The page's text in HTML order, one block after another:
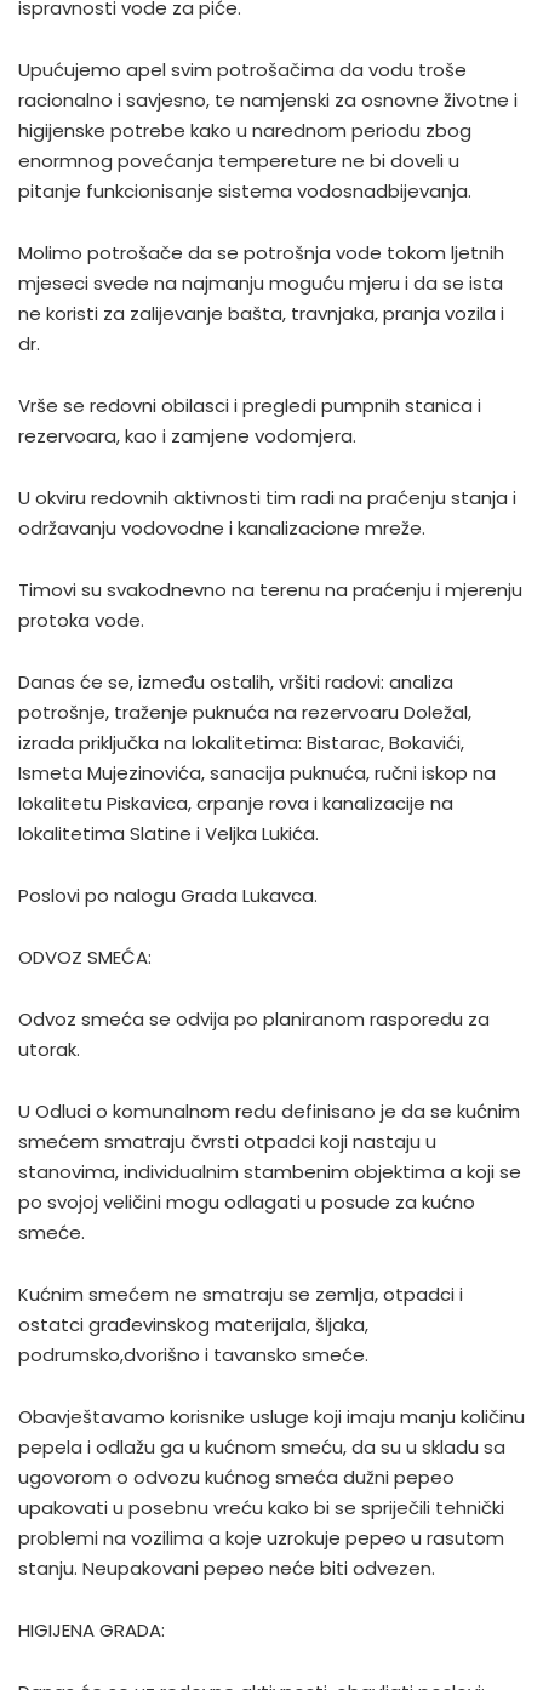
ispravnosti vode za piće.
Upućujemo apel svim potrošačima da vodu troše
racionalno i savjesno, te namjenski za osnovne životne i
higijenske potrebe kako u narednom periodu zbog
enormnog povećanja tempereture ne bi doveli u
pitanje funkcionisanje sistema vodosnadbijevanja.
Molimo potrošače da se potrošnja vode tokom ljetnih
mjeseci svede na najmanju moguću mjeru i da se ista
ne koristi za zalijevanje bašta, travnjaka, pranja vozila i
dr.
Vrše se redovni obilasci i pregledi pumpnih stanica i
rezervoara, kao i zamjene vodomjera.
U okviru redovnih aktivnosti tim radi na praćenju stanja i
održavanju vodovodne i kanalizacione mreže.
Timovi su svakodnevno na terenu na praćenju i mjerenju
protoka vode.
Danas će se, između ostalih, vršiti radovi: analiza
potrošnje, traženje puknuća na rezervoaru Doležal,
izrada priključka na lokalitetima: Bistarac, Bokavići,
Ismeta Mujezinovića, sanacija puknuća, ručni iskop na
lokalitetu Piskavica, crpanje rova i kanalizacije na
lokalitetima Slatine i Veljka Lukića.
Poslovi po nalogu Grada Lukavca.
ODVOZ SMEĆA:
Odvoz smeća se odvija po planiranom rasporedu za
utorak.
U Odluci o komunalnom redu definisano je da se kućnim
smećem smatraju čvrsti otpadci koji nastaju u
stanovima, individualnim stambenim objektima a koji se
po svojoj veličini mogu odlagati u posude za kućno
smeće.
Kućnim smećem ne smatraju se zemlja, otpadci i
ostatci građevinskog materijala, šljaka,
podrumsko,dvorišno i tavansko smeće.
Obavještavamo korisnike usluge koji imaju manju količinu
pepela i odlažu ga u kućnom smeću, da su u skladu sa
ugovorom o odvozu kućnog smeća dužni pepeo
upakovati u posebnu vreću kako bi se spriječili tehnički
problemi na vozilima a koje uzrokuje pepeo u rasutom
stanju. Neupakovani pepeo neće biti odvezen.
HIGIJENA GRADA: